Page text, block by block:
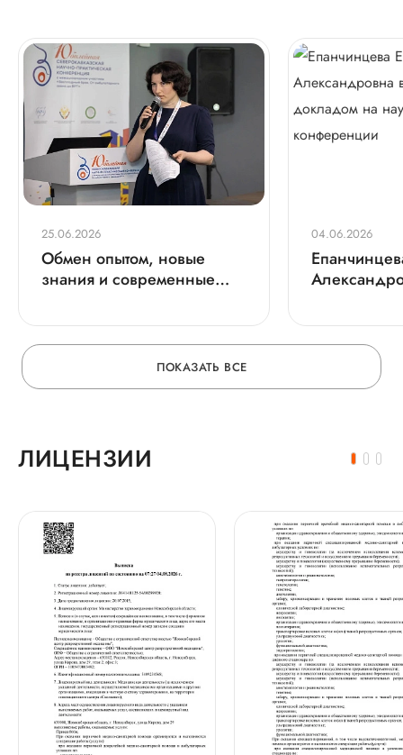
25.06.2026
Обмен опытом, новые
знания и современные
медицине
04.06.2026
ПОКАЗАТЬ ВСЕ
ЛИЦЕНЗИИ